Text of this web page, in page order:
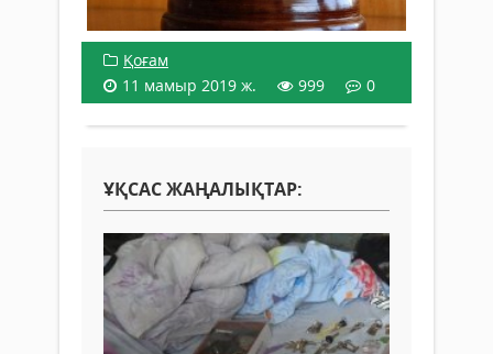
Қоғам
11 мамыр 2019 ж.
999 0
ҰҚСАС ЖАҢАЛЫҚТАР: